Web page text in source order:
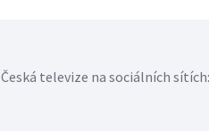
Česká televize na sociálních sítích: